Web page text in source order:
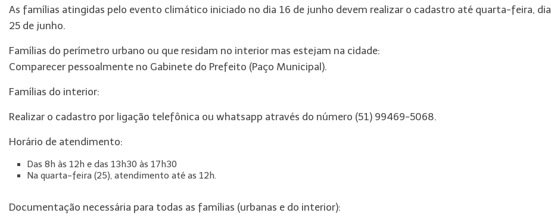
As famílias atingidas pelo evento climático iniciado no dia 16 de junho devem realizar o cadastro até quarta-feira, dia
25 de junho.
Famílias do perímetro urbano ou que residam no interior mas estejam na cidade:
Comparecer pessoalmente no Gabinete do Prefeito (Paço Municipal).
Famílias do interior:
Realizar o cadastro por ligação telefônica ou whatsapp através do número (51) 99469-5068.
Horário de atendimento:
Das 8h às 12h e das 13h30 às 17h30
Na quarta-feira (25), atendimento até as 12h.
Documentação necessária para todas as famílias (urbanas e do interior):